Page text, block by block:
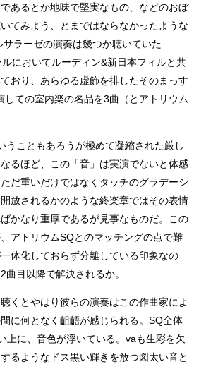
あるとか地味で堅実なもの、などのおぼ
てみよう、とまではならなかったような
ラーゼの演奏は幾つか聴いていた
においてルーディン&新日本フィルと共
おり、あらゆる虚飾を排したそのまっす
ての室内楽の名品を3曲（とアトリウム
こともあろうが極めて凝縮された厳し
るほど、この「音」は実演でないと体感
だ重いだけではなくタッチのグラデーシ
放されるかのような終楽章ではその表情
かなり重厚であるが見事なものだ。この
アトリウムSQとのマッチングの点で難
体化しておらず分離している印象なの
目以降で解決されるか。
くとやはり彼らの演奏はこの作曲家によ
に何となく齟齬が感じられる。SQ全体
上に、音色が浮いている。vaも生彩を欠
るようなドス黒い輝きを放つ図太い音と